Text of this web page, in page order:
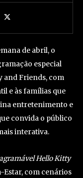
de abril, o
especial
and Friends, com
e às famílias que
entretenimento e
convida o público
interativa.
Hello Kitty
Estar, com cenários